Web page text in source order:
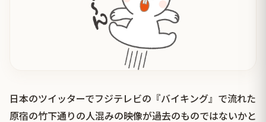
日本のツイッターでフジテレビの『バイキング』で流れた
原宿の竹下通りの人混みの映像が過去のものではないかと